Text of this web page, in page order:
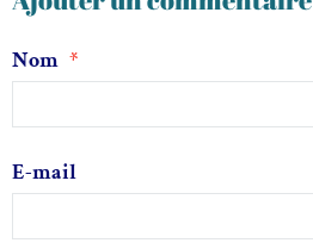
Nom
E-mail